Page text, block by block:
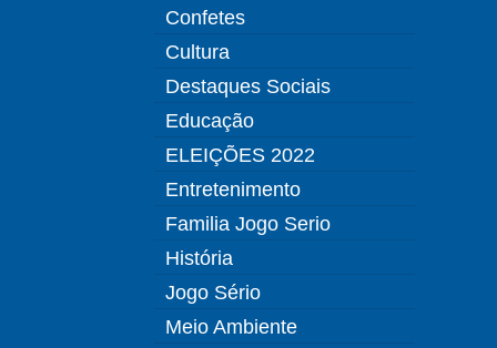
Confetes
Cultura
Destaques Sociais
Educação
ELEIÇÕES 2022
Entretenimento
Familia Jogo Serio
História
Jogo Sério
Meio Ambiente